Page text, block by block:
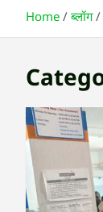
Home ब्लॉग